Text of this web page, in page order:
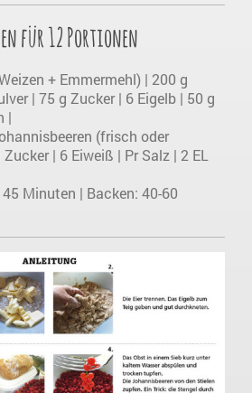
für 12 Portionen
+ Emmermehl) | 200 g
| 75 g Zucker | 6 Eigelb | 50 g
|
(frisch oder
| 6 Eiweiß | Pr Salz | 2 EL
Minuten | Backen: 40-60